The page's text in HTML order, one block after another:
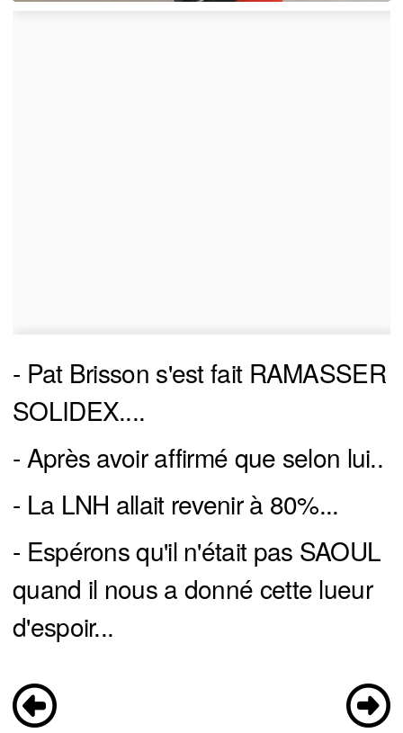
- Pat Brisson s'est fait RAMASSER
SOLIDEX....
- Après avoir affirmé que selon lui..
- La LNH allait revenir à 80%...
- Espérons qu'il n'était pas SAOUL
quand il nous a donné cette lueur
d'espoir...